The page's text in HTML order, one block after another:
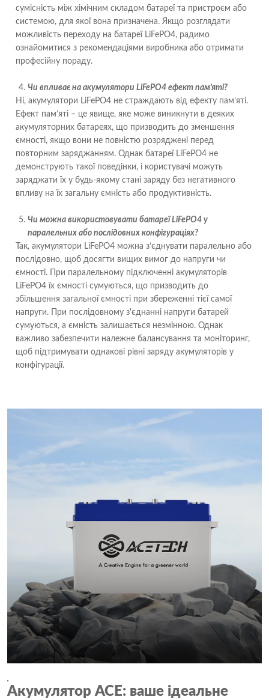
сумісність між хімічним складом батареї та пристроєм або
системою, для якої вона призначена. Якщо розглядати
можливість переходу на батареї LiFePO4, радимо
ознайомитися з рекомендаціями виробника або отримати
професійну пораду.
Чи впливає на акумулятори LiFePO4 ефект пам’яті?
Ні, акумулятори LiFePO4 не страждають від ефекту пам’яті.
Ефект пам’яті – це явище, яке може виникнути в деяких
акумуляторних батареях, що призводить до зменшення
ємності, якщо вони не повністю розряджені перед
повторним заряджанням. Однак батареї LiFePO4 не
демонструють такої поведінки, і користувачі можуть
заряджати їх у будь-якому стані заряду без негативного
впливу на їх загальну ємність або продуктивність.
Чи можна використовувати батареї LiFePO4 у
паралельних або послідовних конфігураціях?
Так, акумулятори LiFePO4 можна з’єднувати паралельно або
послідовно, щоб досягти вищих вимог до напруги чи
ємності. При паралельному підключенні акумуляторів
LiFePO4 їх ємності сумуються, що призводить до
збільшення загальної ємності при збереженні тієї самої
напруги. При послідовному з'єднанні напруги батарей
сумуються, а ємність залишається незмінною. Однак
важливо забезпечити належне балансування та моніторинг,
щоб підтримувати однакові рівні заряду акумуляторів у
конфігурації.
Акумулятор ACE: ваше ідеальне